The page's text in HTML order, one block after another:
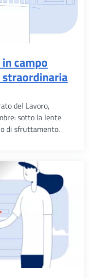
campo
del Lavoro,
sotto la lente
di sfruttamento.